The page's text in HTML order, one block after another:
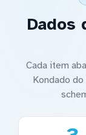
Dados
Cada item
Kondado